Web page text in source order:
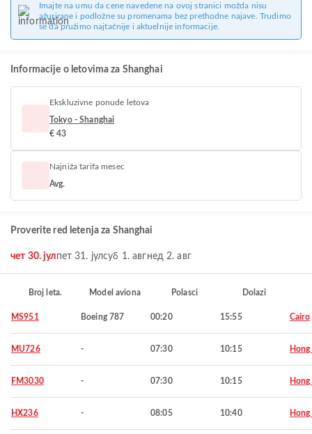
Imajte na umu da cene navedene na ovoj stranici možda nisu
ažurirane i podložne su promenama bez prethodne najave. Trudimo
se da pružimo najtačnije i aktuelnije informacije.
Informacije o letovima za Shanghai
Ekskluzivne ponude letova
Tokyo - Shanghai
€ 43
Najniža tarifa mesec
Avg.
Proverite red letenja za Shanghai
чет 30. јулпет 31. јулсуб 1. авгнед 2. авг
Broj leta. Model aviona Polasci Dolazi
MS951 Boeing 787 00:20 15:55 Cairo
MU726 - 07:30 10:15
FM3030 - 07:30 10:15
HX236 - 08:05 10:40